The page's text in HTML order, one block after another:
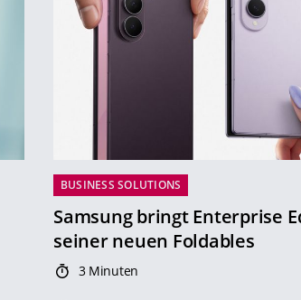
BUSINESS SOLUTIONS
Samsung bringt Enterprise
seiner neuen Foldables
3 Minuten